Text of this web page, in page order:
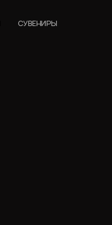
СУВЕНИРЫ